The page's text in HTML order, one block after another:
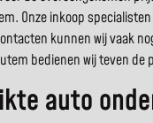
Onze inkoop
kunnen wij vaak
bedienen wij teven de
auto